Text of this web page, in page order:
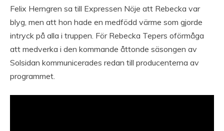
Felix Herngren sa till Expressen Nöje att Rebecka var
blyg, men att hon hade en medfödd värme som gjorde
intryck på alla i truppen. För Rebecka Tepers oförmåga
att medverka i den kommande åttonde säsongen av
Solsidan kommunicerades redan till producenterna av
programmet.